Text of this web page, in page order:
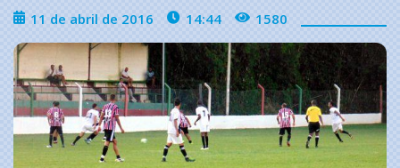
11 de abril de 2016 14:44 1580